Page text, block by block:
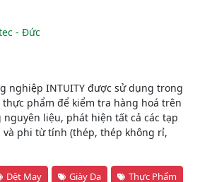
- Đức
nghiệp INTUITY được sử dụng trong
phẩm để kiểm tra hàng hoá trên
nguyên liệu, phát hiện tất cả các tạp
phi từ tính (thép, thép không rỉ,
Dệt May Giày Da Thực Phẩm